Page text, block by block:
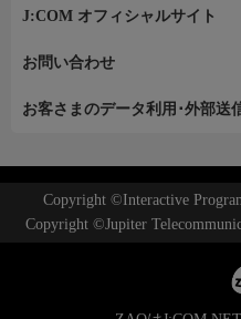
J:COM オフィシャルサイト
お問い合わせ
お客さまのデータ利用･外部送
Copyright ©Interactive
Copyright ©Jupiter